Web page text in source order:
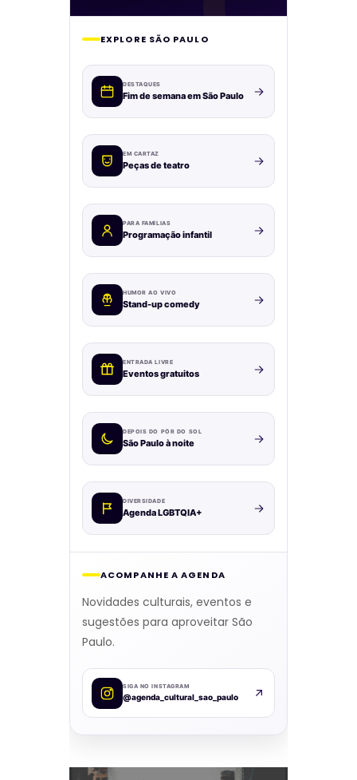
EXPLORE SÃO PAULO
DESTAQUES
Fim de semana em São Paulo
EM CARTAZ
Peças de teatro
PARA FAMÍLIAS
Programação infantil
HUMOR AO VIVO
Stand-up comedy
ENTRADA LIVRE
Eventos gratuitos
DEPOIS DO PÔR DO SOL
São Paulo à noite
DIVERSIDADE
Agenda LGBTQIA+
ACOMPANHE A AGENDA
Novidades culturais, eventos e
sugestões para aproveitar São
Paulo.
SIGA NO INSTAGRAM
@agenda_cultural_sao_paulo